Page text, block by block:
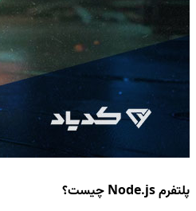
پلتفرم Node.js چیست؟